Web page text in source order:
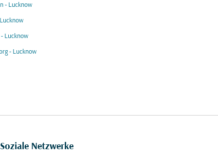
- Lucknow
Lucknow
- Lucknow
Soziale Netzwerke